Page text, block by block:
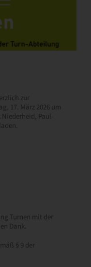
zur
17. März 2026 um
Paul-
Turnen mit der
Dank.
§ 9 der